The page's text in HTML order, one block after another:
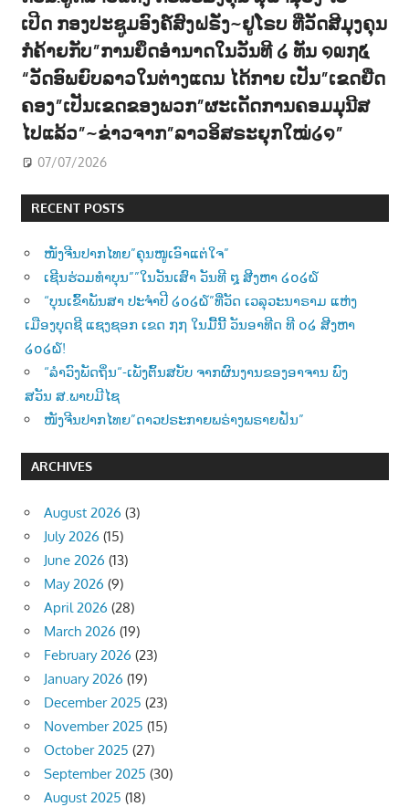
ເປີດ ກອງປະຊູມອົງຄ໌ສົງຝຣັ່ງ~ຢູໂຣບ ທີ່ວັດສີມຸງຄຸນ
ກໍຄ້າຍກັບ”ການຍຶດອຳນາດໃນວັນທີ ໒ ທັນ ໑໙໗໕
“ວັດອົພຍົບລາວໃນຕ່າງແດນ ໄດ້ກາຍ ເປັນ”ເຂດຍືດ
ຄອງ”ເປັນເຂດຂອງພວກ”ຜະເດັດການຄອມມຸນີສ
ໄປແລ້ວ”~ຂ່າວຈາກ”ລາວອິສຣະຍຸກໃໝ່໒໑”
07/07/2026
RECENT POSTS
ໜັງຈີນປາກໄທຍ”ຄຸນໜູເອົາແຕ່ໃຈ”
ເຊີນຮ່ວມທຳບຸນ””ໃນວັນເສົາ ວັນທີ ໘ ສີງຫາ ໒໐໒໖
“ບຸນເຂົ້າພັນສາ ປະຈຳປີ ໒໐໒໖”ທີ່ວັດ ເວລຸວະນາຣາມ ແຫ່ງ
ເມືອງບຸດຊີ ແຊງຊອກ ເຂດ ໗໗ ໃນມື້ນີ້ ວັນອາທີດ ທີ ໐໒ ສີງຫາ
໒໐໒໖!
“ລຳວົງພັດຖິ່ນ“-ເພັງຕົ້ນສບັບ ຈາກຜົນງານຂອງອາຈານ ພົງ
ສວັນ ສ.ພາບມີໄຊ
ໜັງຈີນປາກໄທຍ”ດາວປຣະກາຍພຣ່າງພຣາຍຝັນ”
ARCHIVES
August 2026 (3)
July 2026 (15)
June 2026 (13)
May 2026 (9)
April 2026 (28)
March 2026 (19)
February 2026 (23)
January 2026 (19)
December 2025 (23)
November 2025 (15)
October 2025 (27)
September 2025 (30)
August 2025 (18)